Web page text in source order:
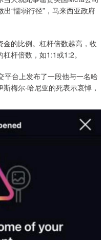
“懦弱行径”，马来西亚政府
的比例。杠杆倍数越高，收
杆倍数，如1:1或1:2。
台上发布了一段他与一名哈
梅尔·哈尼亚的死表示哀悼，